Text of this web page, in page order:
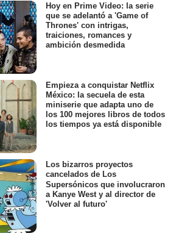
Hoy en Prime Video: la serie
que se adelantó a 'Game of
Thrones' con intrigas,
traiciones, romances y
ambición desmedida
Empieza a conquistar Netflix
México: la secuela de esta
miniserie que adapta uno de
los 100 mejores libros de todos
los tiempos ya está disponible
Los bizarros proyectos
cancelados de Los
Supersónicos que involucraron
a Kanye West y al director de
'Volver al futuro'